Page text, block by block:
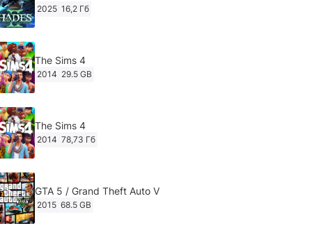
2025 16,2 Гб
The Sims 4
2014 29.5 GB
The Sims 4
2014 78,73 Гб
GTA 5 / Grand Theft Auto V
2015 68.5 GB